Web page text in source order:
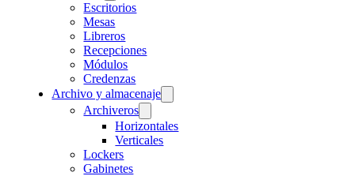
Escritorios
Mesas
Libreros
Recepciones
Módulos
Credenzas
Archivo y almacenaje
Archiveros
Horizontales
Verticales
Lockers
Gabinetes